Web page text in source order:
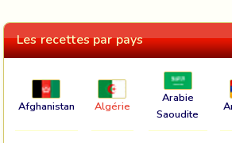
Les recettes par pays
Afghanistan Algérie
Arabie
Saoudite